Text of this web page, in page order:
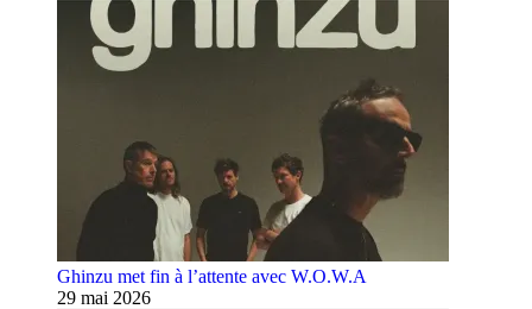
Ghinzu met fin à l’attente avec W.O.W.A
29 mai 2026